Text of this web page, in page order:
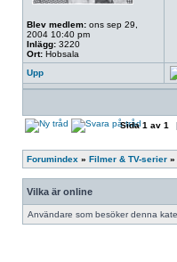
Blev medlem: ons sep 29,
2004 10:40 pm
Inlägg: 3220
Ort: Hobsala
Upp
Sida1 av 1
Forumindex » Filmer & TV-serier »
Vilka är online
Användare som besöker denna